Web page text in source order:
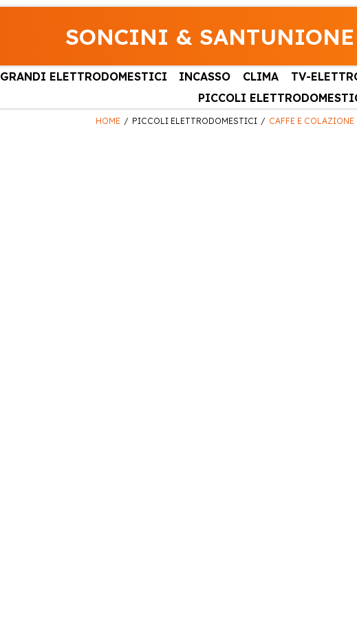
SONCINI & SANTUNIONE
GRANDI ELETTRODOMESTICI INCASSO CLIMA TV-
PICCOLI
HOME PICCOLI ELETTRODOMESTICI CAFFE E COLAZIONE